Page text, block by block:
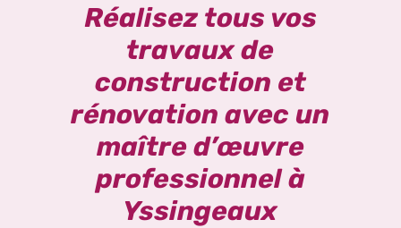
Réalisez tous vos
travaux de
construction et
rénovation avec un
maître d’œuvre
professionnel à
Yssingeaux